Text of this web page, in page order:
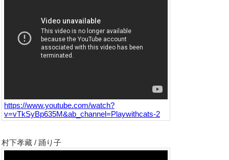
https://www.youtube.com/watch?
v=vTkSyBp635M&ab_channel=Playwithcats-2
村下孝藏 / 踊り子